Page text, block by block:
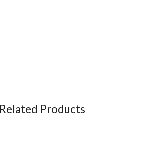
Related Products